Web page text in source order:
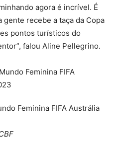
agora é incrível. É
gente recebe a taça da Copa
pontos turísticos do
falou Aline Pellegrino.
Feminina FIFA Austrália